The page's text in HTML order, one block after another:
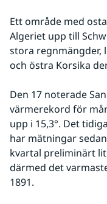
Ett område med
Algeriet upp till
stora regnmängder,
och östra Korsika
Den 17 noterade
värmerekord för
upp i 15,3°. Det
har mätningar
kvartal preliminärt
därmed det
1891.